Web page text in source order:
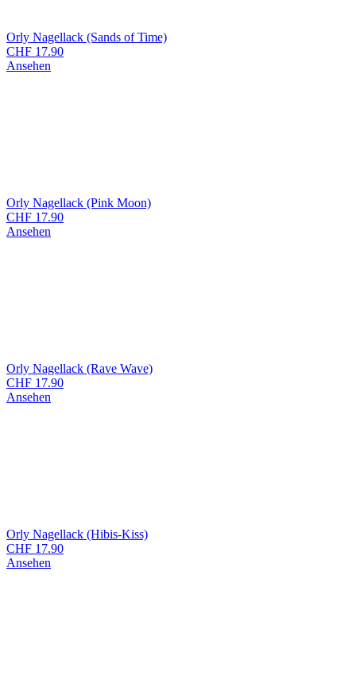
Orly Nagellack (Sands of Time)
CHF 17.90
Ansehen
Orly Nagellack (Pink Moon)
CHF 17.90
Ansehen
Orly Nagellack (Rave Wave)
CHF 17.90
Ansehen
Orly Nagellack (Hibis-Kiss)
CHF 17.90
Ansehen